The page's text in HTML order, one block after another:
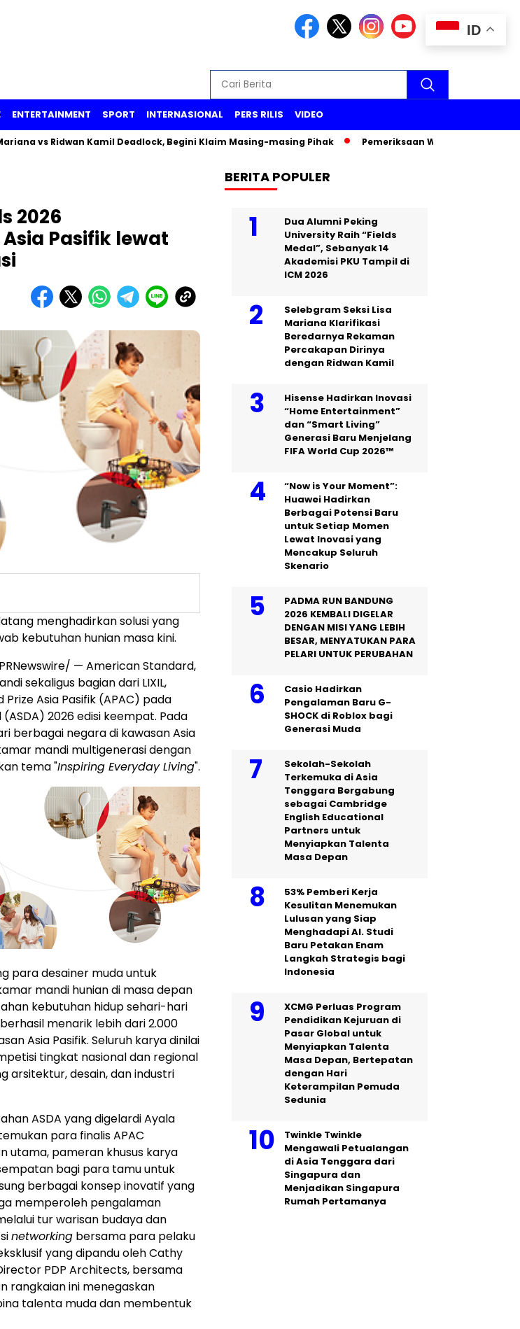
ENTERTAINMENT SPORT INTERNASIONAL PERS RILIS VIDEO
Kamil Deadlock, Begini Klaim Masing-masing Pihak Pemeriksaan Wakil Menteri PU Diana
2026
Pasifik lewat
menghadirkan solusi yang
kebutuhan hunian masa kini.
— American Standard,
sekaligus bagian dari LIXIL,
Asia Pasifik (APAC) pada
2026 edisi keempat. Pada
berbagai negara di kawasan Asia
mandi multigenerasi dengan
tema "Inspiring Everyday Living".
para desainer muda untuk
mandi hunian di masa depan
kebutuhan hidup sehari-hari
menarik lebih dari 2.000
Asia Pasifik. Seluruh karya dinilai
tingkat nasional dan regional
arsitektur, desain, dan industri
ASDA yang digelardi Ayala
para finalis APAC
utama, pameran khusus karya
bagi para tamu untuk
berbagai konsep inovatif yang
memperoleh pengalaman
tur warisan budaya dan
networking bersama para pelaku
yang dipandu oleh Cathy
PDP Architects, bersama
rangkaian ini menegaskan
talenta muda dan membentuk
BERITA POPULER
Dua Alumni Peking
University Raih “Fields
Medal”, Sebanyak 14
Akademisi PKU Tampil di
ICM 2026
Selebgram Seksi Lisa
Mariana Klarifikasi
Beredarnya Rekaman
Percakapan Dirinya
dengan Ridwan Kamil
Hisense Hadirkan Inovasi
“Home Entertainment”
dan “Smart Living”
Generasi Baru Menjelang
FIFA World Cup 2026™
“Now is Your Moment”:
Huawei Hadirkan
Berbagai Potensi Baru
untuk Setiap Momen
Lewat Inovasi yang
Mencakup Seluruh
Skenario
PADMA RUN BANDUNG
2026 KEMBALI DIGELAR
DENGAN MISI YANG LEBIH
BESAR, MENYATUKAN PARA
PELARI UNTUK PERUBAHAN
Casio Hadirkan
Pengalaman Baru G-
SHOCK di Roblox bagi
Generasi Muda
Sekolah-Sekolah
Terkemuka di Asia
Tenggara Bergabung
sebagai Cambridge
English Educational
Partners untuk
Menyiapkan Talenta
Masa Depan
53% Pemberi Kerja
Kesulitan Menemukan
Lulusan yang Siap
Menghadapi AI. Studi
Baru Petakan Enam
Langkah Strategis bagi
Indonesia
XCMG Perluas Program
Pendidikan Kejuruan di
Pasar Global untuk
Menyiapkan Talenta
Masa Depan, Bertepatan
dengan Hari
Keterampilan Pemuda
Sedunia
Twinkle Twinkle
Mengawali Petualangan
di Asia Tenggara dari
Singapura dan
Menjadikan Singapura
Rumah Pertamanya
ID